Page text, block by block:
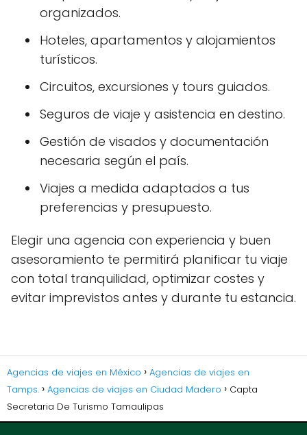
organizados.
Hoteles, apartamentos y alojamientos
turísticos.
Circuitos, excursiones y tours guiados.
Seguros de viaje y asistencia en destino.
Gestión de visados y documentación
necesaria según el país.
Viajes a medida adaptados a tus
preferencias y presupuesto.
Elegir una agencia con experiencia y buen
asesoramiento te permitirá planificar tu viaje
con total tranquilidad, optimizar costes y
evitar imprevistos antes y durante tu estancia.
Agencias de viajes en México
Agencias de viajes en
Tamps.
Agencias de viajes en Ciudad Madero
Capta
Secretaria De Turismo Tamaulipas